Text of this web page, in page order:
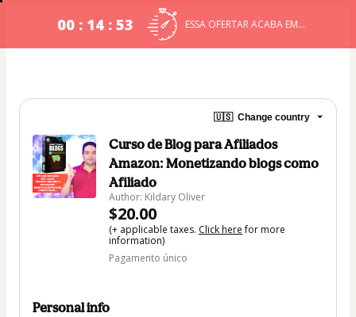
00 : 14 : 53 ESSA OFERTAR ACABA EM...
🇺🇸 Change country
Curso de Blog para Afiliados
Amazon: Monetizando blogs como
Afiliado
Author: Kildary Oliver
$20.00
(+ applicable taxes. Click herefor more
information)
Pagamento único
Personal info